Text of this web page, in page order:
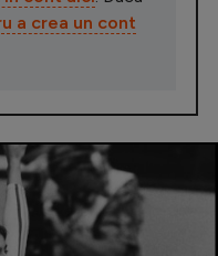
a crea un cont